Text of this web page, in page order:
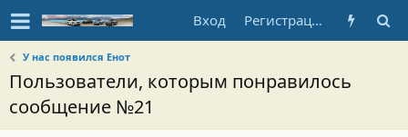
Вход Регистрация
У нас появился Енот
Пользователи, которым понравилось
сообщение №21